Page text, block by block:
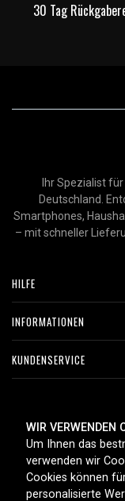
30 Tag
Ihr Spezialist
Deutschland.
Smartphones,
– mit schneller
HILFE
INFORMATIONEN
KUNDENSERVICE
WIR VERWENDEN
Um Ihnen das
verwenden wir
Cookies können
personalisierte